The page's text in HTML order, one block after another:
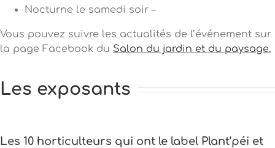
Nocturne le samedi soir –
Vous pouvez suivre les actualités de l’événement sur
la page Facebook du Salon du jardin et du paysage.
Les exposants
Les 10 horticulteurs qui ont le label Plant’péi et